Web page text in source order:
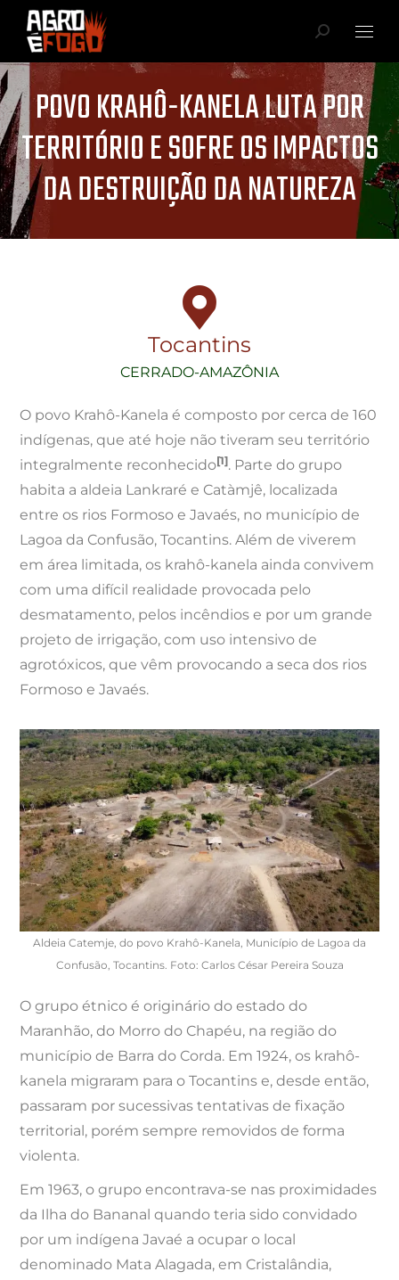
POVO KRAHÔ-KANELA LUTA POR
TERRITÓRIO E SOFRE OS IMPACTOS
DA DESTRUIÇÃO DA NATUREZA
Tocantins
CERRADO-AMAZÔNIA
O povo Krahô-Kanela é composto por cerca de 160
indígenas, que até hoje não tiveram seu território
integralmente reconhecido[1]. Parte do grupo
habita a aldeia Lankraré e Catàmjê, localizada
entre os rios Formoso e Javaés, no município de
Lagoa da Confusão, Tocantins. Além de viverem
em área limitada, os krahô-kanela ainda convivem
com uma difícil realidade provocada pelo
desmatamento, pelos incêndios e por um grande
projeto de irrigação, com uso intensivo de
agrotóxicos, que vêm provocando a seca dos rios
Formoso e Javaés.
Aldeia Catemje, do povo Krahô-Kanela, Município de Lagoa da
Confusão, Tocantins. Foto: Carlos César Pereira Souza
O grupo étnico é originário do estado do
Maranhão, do Morro do Chapéu, na região do
município de Barra do Corda. Em 1924, os krahô-
kanela migraram para o Tocantins e, desde então,
passaram por sucessivas tentativas de fixação
territorial, porém sempre removidos de forma
violenta.
Em 1963, o grupo encontrava-se nas proximidades
da Ilha do Bananal quando teria sido convidado
por um indígena Javaé a ocupar o local
denominado Mata Alagada, em Cristalândia,